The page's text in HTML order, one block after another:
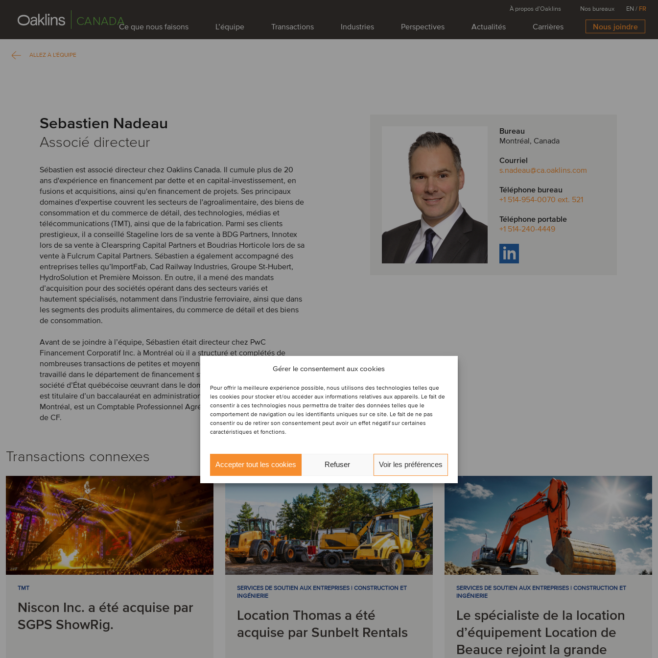
Gérer le consentement aux cookies
Pour offrir la meilleure expérience possible, nous utilisons des technologies telles que
les cookies pour stocker et/ou accéder aux informations relatives aux appareils. Le fait de
consentir à ces technologies nous permettra de traiter des données telles que le
comportement de navigation ou les identifiants uniques sur ce site. Le fait de ne pas
consentir ou de retirer son consentement peut avoir un effet négatif sur certaines
caractéristiques et fonctions.
Accepter tout les cookies Refuser Voir les préférences
CANADACe que nous faisons L’équipe Transactions Industries Perspectives Actualités Carrières Nous joindre
À propos d’Oaklins Nos bureaux EN / FR
ALLEZ À L'ÉQUIPE
Sebastien Nadeau
Associé directeur
Sébastien est associé directeur chez Oaklins Canada. Il cumule plus de 20
ans d'expérience en financement par dette et en capital-investissement, en
fusions et acquisitions, ainsi qu'en financement de projets. Ses principaux
domaines d'expertise couvrent les secteurs de l'agroalimentaire, des biens de
consommation et du commerce de détail, des technologies, médias et
télécommunications (TMT), ainsi que de la fabrication. Parmi ses clients
prestigieux, il a conseillé Stageline lors de sa vente à BDG Partners, Innotex
lors de sa vente à Clearspring Capital Partners et Boudrias Horticole lors de sa
vente à Fulcrum Capital Partners. Sébastien a également accompagné des
entreprises telles qu’ImportFab, Cad Railway Industries, Groupe St-Hubert,
HydroSolution et Première Moisson. En outre, il a mené des mandats
d’acquisition pour des sociétés opérant dans des secteurs variés et
hautement spécialisés, notamment dans l'industrie ferroviaire, ainsi que dans
les segments des produits alimentaires, du commerce de détail et des biens
de consommation.
Avant de se joindre à l’équipe, Sébastien était directeur chez PwC
Financement Corporatif Inc. à Montréal où il a structuré et complétés de
nombreuses transactions de petites et moyennes tailles. Il a également
travaillé dans le département de financement structuré chez Hydro-Québec,
société d’État québécoise œuvrant dans le domaine énergétique. Sébastien
est titulaire d’un baccalauréat en administration des affaires des HEC
Montréal, est un Comptable Professionnel Agréé (CPA, CA) et détient le titre
de CF.
Bureau
Montréal, Canada
Courriel
s.nadeau@ca.oaklins.com
Téléphone bureau
+1 514-954-0070 ext. 521
Téléphone portable
+1 514-240-4449
Transactions connexes
TMT
Niscon Inc. a été acquise par
SGPS ShowRig.
SERVICES DE SOUTIEN AUX ENTREPRISES | CONSTRUCTION ET
INGÉNIERIE
Location Thomas a été
acquise par Sunbelt Rentals
SERVICES DE SOUTIEN AUX ENTREPRISES | CONSTRUCTION ET
INGÉNIERIE
Le spécialiste de la location
d’équipement Location de
Beauce rejoint la grande